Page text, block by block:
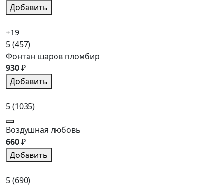
Добавить
+19
5(457)
Фонтан шаров пломбир
930₽
Добавить
5(1035)
Воздушная любовь
660₽
Добавить
5(690)